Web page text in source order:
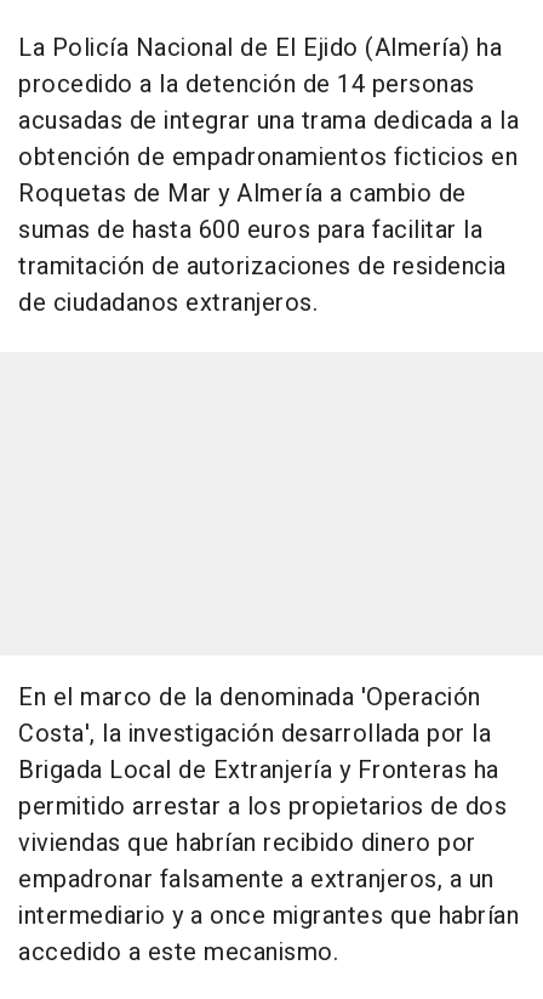
La Policía Nacional de El Ejido (Almería) ha
procedido a la detención de 14 personas
acusadas de integrar una trama dedicada a la
obtención de empadronamientos ficticios en
Roquetas de Mar y Almería a cambio de
sumas de hasta 600 euros para facilitar la
tramitación de autorizaciones de residencia
de ciudadanos extranjeros.
En el marco de la denominada 'Operación
Costa', la investigación desarrollada por la
Brigada Local de Extranjería y Fronteras ha
permitido arrestar a los propietarios de dos
viviendas que habrían recibido dinero por
empadronar falsamente a extranjeros, a un
intermediario y a once migrantes que habrían
accedido a este mecanismo.